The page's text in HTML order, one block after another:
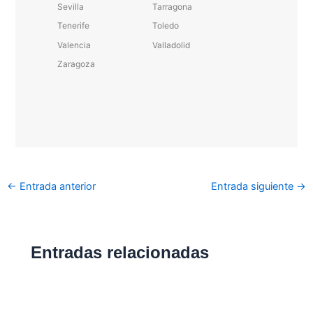
Sevilla
Tarragona
Tenerife
Toledo
Valencia
Valladolid
Zaragoza
← Entrada anterior Entrada siguiente →
Entradas relacionadas